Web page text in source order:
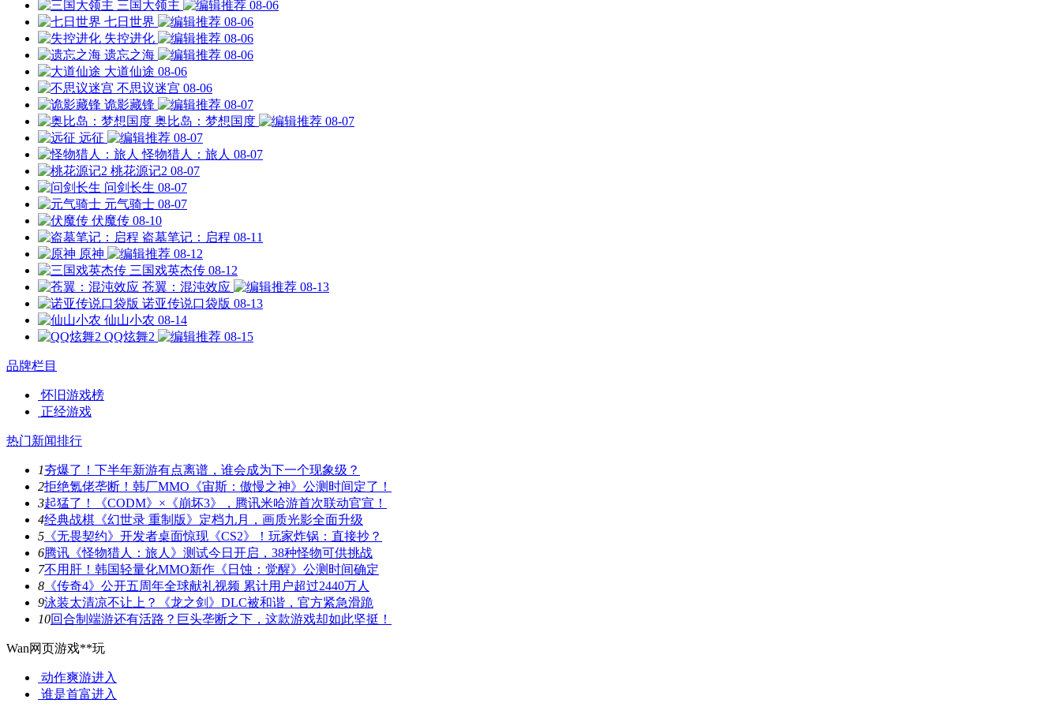
三国大领主
08-06
七日世界
08-06
失控进化
08-06
遗忘之海
08-06
大道仙途 08-06
不思议迷宫 08-06
诡影藏锋
08-07
奥比岛：梦想国度
08-07
远征
08-07
怪物猎人：旅人 08-07
桃花源记2 08-07
问剑长生 08-07
元气骑士 08-07
伏魔传 08-10
盗墓笔记：启程 08-11
原神
08-12
三国戏英杰传 08-12
苍翼：混沌效应
08-13
诺亚传说口袋版 08-13
仙山小农 08-14
QQ炫舞2
08-15
品牌栏目
怀旧游戏榜
正经游戏
热门新闻排行
1夯爆了！下半年新游有点离谱，谁会成为下一个现象级？
2拒绝氪佬垄断！韩厂MMO《宙斯：傲慢之神》公测时间定了！
3起猛了！《CODM》×《崩坏3》，腾讯米哈游首次联动官宣！
4经典战棋《幻世录 重制版》定档九月，画质光影全面升级
5 《无畏契约》开发者桌面惊现《CS2》！玩家炸锅：直接抄？
6腾讯《怪物猎人：旅人》测试今日开启，38种怪物可供挑战
7不用肝！韩国轻量化MMO新作《日蚀：觉醒》公测时间确定
8 《传奇4》公开五周年全球献礼视频 累计用户超过2440万人
9泳装太清凉不让上？《龙之剑》DLC被和谐，官方紧急滑跪
10回合制端游还有活路？巨头垄断之下，这款游戏却如此坚挺！
Wan网页游戏**玩
动作爽游进入
谁是首富进入